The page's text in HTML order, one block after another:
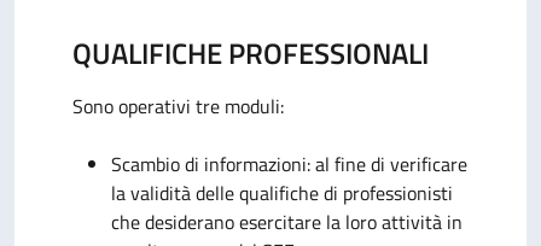
QUALIFICHE PROFESSIONALI
Sono operativi tre moduli:
Scambio di informazioni: al fine di verificare
la validità delle qualifiche di professionisti
che desiderano esercitare la loro attività in